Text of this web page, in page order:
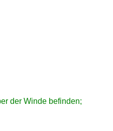
der Winde befinden;